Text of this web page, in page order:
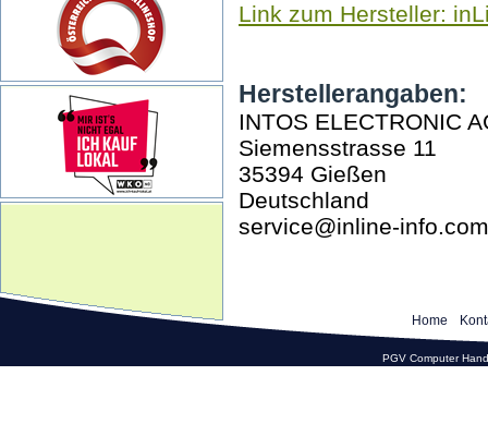
Link zum Hersteller:
Herstellerangaben:
INTOS ELECTRONIC
Siemensstrasse 11
35394 Gießen
Deutschland
service@inline-info.com
Home
PGV Computer